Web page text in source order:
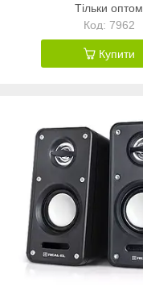
Тільки оптом
7962
Купити